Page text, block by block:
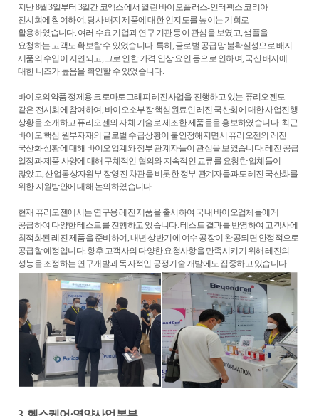
지난8월 3일부터 3일간 코엑스에서 열린 바이오플러스-인터펙스 코리아
전시회에 참여하여, 당사 배지 제품에 대한 인지도를 높이는 기회로
활용하였습니다. 여러 수요 기업과 연구 기관 등이 관심을 보였고,샘플을
요청하는 고객도 확보할 수 있었습니다. 특히, 글로벌 공급망 불확실성으로 배지
제품의 수입이 지연되고, 그로 인한 가격 인상 요인 등으로 인하여, 국산 배지에
대한 니즈가 높음을 확인할 수 있었습니다.
바이오의약품 정제용 크로마토그래피 레진사업을 진행하고 있는 퓨리오젠도
같은 전시회에 참여하여, 바이오소부장 핵심원료인 레진 국산화에 대한 사업진행
상황을 소개하고 퓨리오젠의 자체 기술로 제조한 제품들을 홍보하였습니다. 최근
바이오 핵심 원부자재의 글로벌 수급상황이 불안정해지면서 퓨리오젠의 레진
국산화 상황에 대해 바이오업계와 정부 관계자들이 관심을 보였습니다.레진 공급
일정과 제품 사양에 대해 구체적인 협의와 지속적인 교류를 요청한 업체들이
많았고,산업통상자원부 장영진 차관을 비롯한 정부 관계자들과도 레진 국산화를
위한 지원방안에 대해 논의하였습니다.
현재 퓨리오젠에서는 연구용 레진 제품을 출시하여 국내 바이오업체들에게
공급하여 다양한 테스트를 진행하고 있습니다.테스트 결과를 반영하여 고객사에
최적화된 레진 제품을 준비하여,내년 상반기에 여수 공장이 완공되면 안정적으로
공급할 예정입니다. 향후 고객사의 다양한 요청사항을 만족시키기 위해 레진의
성능을 조정하는 연구개발과 독자적인 공정기술 개발에도 집중하고 있습니다.